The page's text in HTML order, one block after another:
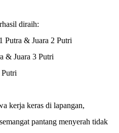
diraih:
Putra & Juara 2 Putri
& Juara 3 Putri
Putri
kerja keras di lapangan,
pantang menyerah tidak